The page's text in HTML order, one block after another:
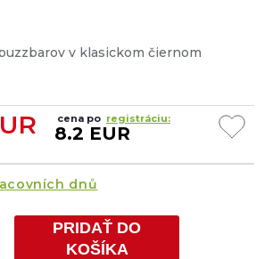
v klasickom čiernom
od modelu existujú verzie pre 2
2 úchytmi na stojan. Všetky
poistnými maticami, ktoré
použitie návnad....
cena po registráciu:
8.2 EUR
dnů
PRIDAŤ DO
KOŠÍKA